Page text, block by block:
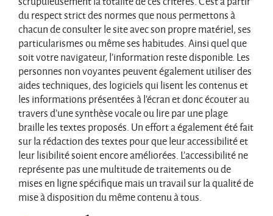
du respect strict des normes que nous permettons à
chacun de consulter le site avec son propre matériel, ses
particularismes ou même ses habitudes. Ainsi quel que
soit votre navigateur, l’information reste disponible. Les
personnes non voyantes peuvent également utiliser des
aides techniques, des logiciels qui lisent les contenus et
les informations présentées à l’écran et donc écouter au
travers d’une synthèse vocale ou lire par une plage
braille les textes proposés. Un effort a également été fait
sur la rédaction des textes pour que leur accessibilité et
leur lisibilité soient encore améliorées. L’accessibilité ne
représente pas une multitude de traitements ou de
mises en ligne spécifique mais un travail sur la qualité de
mise à disposition du même contenu à tous.